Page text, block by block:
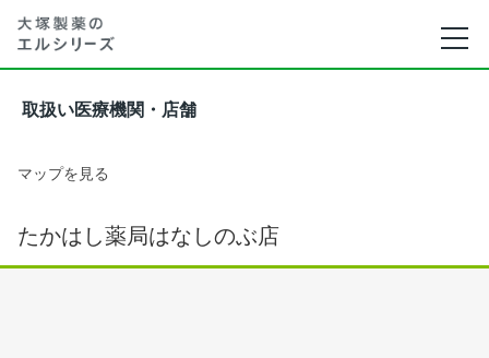
取扱い医療機関・店舗
マップを見る
たかはし薬局はなしのぶ店